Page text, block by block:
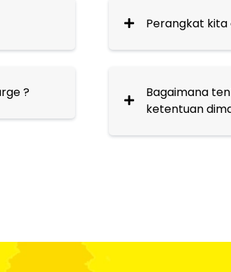
Perangkat kita
?
Bagaimana
ketentuan